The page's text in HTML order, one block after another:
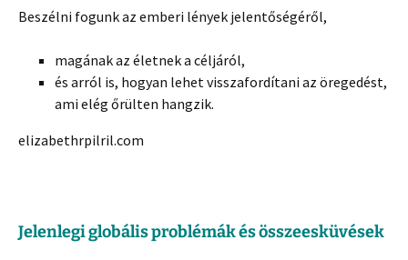
Beszélni fogunk az emberi lények jelentőségéről,
magának az életnek a céljáról,
és arról is, hogyan lehet visszafordítani az öregedést,
ami elég őrülten hangzik.
elizabethrpilril.com
Jelenlegi globális problémák és összeesküvések